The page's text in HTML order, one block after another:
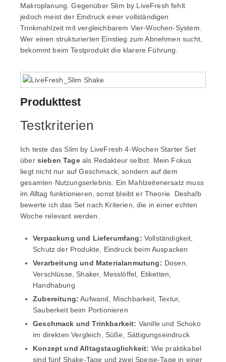
Makroplanung. Gegenüber Slim by LiveFresh fehlt
jedoch meist der Eindruck einer vollständigen
Trinkmahlzeit mit vergleichbarem Vier-Wochen-System.
Wer einen strukturierten Einstieg zum Abnehmen sucht,
bekommt beim Testprodukt die klarere Führung.
Produkttest
Testkriterien
Ich teste das Slim by LiveFresh 4-Wochen Starter Set
über sieben Tageals Redakteur selbst. Mein Fokus
liegt nicht nur auf Geschmack, sondern auf dem
gesamten Nutzungserlebnis. Ein Mahlzeitenersatz muss
im Alltag funktionieren, sonst bleibt er Theorie. Deshalb
bewerte ich das Set nach Kriterien, die in einer echten
Woche relevant werden.
Verpackung und Lieferumfang: Vollständigkeit,
Schutz der Produkte, Eindruck beim Auspacken
Verarbeitung und Materialanmutung: Dosen,
Verschlüsse, Shaker, Messlöffel, Etiketten,
Handhabung
Zubereitung: Aufwand, Mischbarkeit, Textur,
Sauberkeit beim Portionieren
Geschmack und Trinkbarkeit: Vanille und Schoko
im direkten Vergleich, Süße, Sättigungseindruck
Konzept und Alltagstauglichkeit: Wie praktikabel
sind fünf Shake-Tage und zwei Speise-Tage in einer